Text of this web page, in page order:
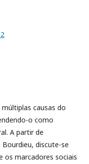
causas do
o como
A partir de
discute-se
os marcadores sociais